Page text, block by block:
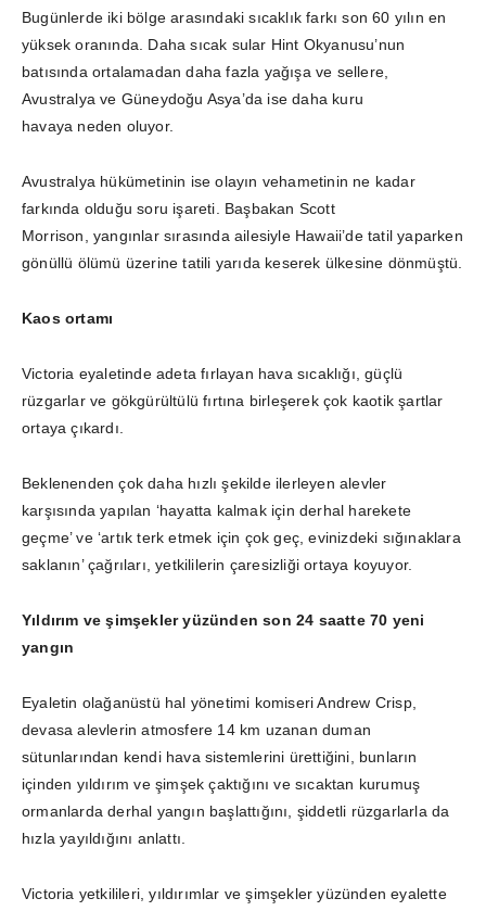
Bugünlerde iki bölge arasındaki sıcaklık farkı son 60 yılın en
yüksek oranında. Daha sıcak sular Hint Okyanusu’nun
batısında ortalamadan daha fazla yağışa ve sellere,
Avustralya ve Güneydoğu Asya’da ise daha kuru
havaya neden oluyor.
Avustralya hükümetinin ise olayın vehametinin ne kadar
farkında olduğu soru işareti. Başbakan Scott
Morrison, yangınlar sırasında ailesiyle Hawaii’de tatil yaparken
gönüllü ölümü üzerine tatili yarıda keserek ülkesine dönmüştü.
Kaos ortamı
Victoria eyaletinde adeta fırlayan hava sıcaklığı, güçlü
rüzgarlar ve gökgürültülü fırtına birleşerek çok kaotik şartlar
ortaya çıkardı.
Beklenenden çok daha hızlı şekilde ilerleyen alevler
karşısında yapılan ‘hayatta kalmak için derhal harekete
geçme’ ve ‘artık terk etmek için çok geç, evinizdeki sığınaklara
saklanın’ çağrıları, yetkililerin çaresizliği ortaya koyuyor.
Yıldırım ve şimşekler yüzünden son 24 saatte 70 yeni
yangın
Eyaletin olağanüstü hal yönetimi komiseri Andrew Crisp,
devasa alevlerin atmosfere 14 km uzanan duman
sütunlarından kendi hava sistemlerini ürettiğini, bunların
içinden yıldırım ve şimşek çaktığını ve sıcaktan kurumuş
ormanlarda derhal yangın başlattığını, şiddetli rüzgarlarla da
hızla yayıldığını anlattı.
Victoria yetkilileri, yıldırımlar ve şimşekler yüzünden eyalette